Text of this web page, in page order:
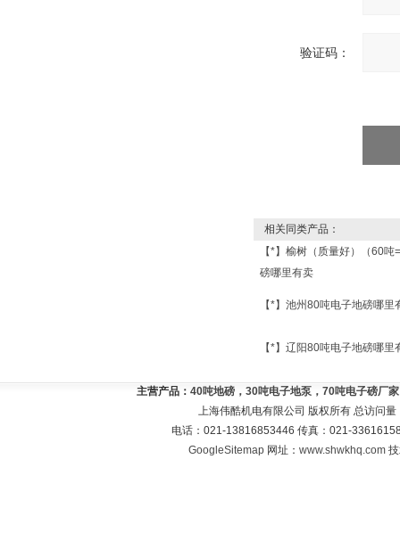
验证码：
相关同类产品：
【*】榆树（质量好）（60
磅哪里有卖
【*】池州80吨电子地磅哪里
【*】辽阳80吨电子地磅哪里
主营产品： 40吨地磅，30吨电子地泵，70吨电子磅厂
上海伟酷机电有限公司 版权所有 总访问量
电话：021-13816853446 传真：021-
GoogleSitemap 网址：www.shwkhq.com